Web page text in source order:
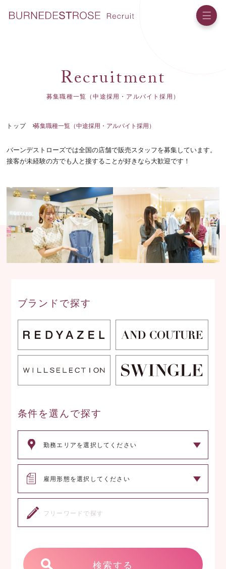
Recruitment
募集職種一覧（中途採用・アルバイト採用）
トップ 募集職種一覧（中途採用・アルバイト採用）
バーンデストローズでは全国の店舗で販売スタッフを募集しています。
接客が未経験の方でも人と接することが好きなら大歓迎です！
ブランドで探す
条件を選んで探す
検索する